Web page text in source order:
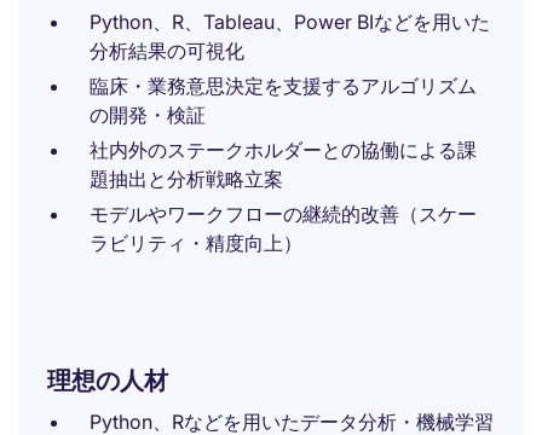
Python、R、Tableau、Power BIなどを用いた
分析結果の可視化
臨床・業務意思決定を支援するアルゴリズム
の開発・検証
社内外のステークホルダーとの協働による課
題抽出と分析戦略立案
モデルやワークフローの継続的改善（スケー
ラビリティ・精度向上）
理想の人材
Python、Rなどを用いたデータ分析・機械学習